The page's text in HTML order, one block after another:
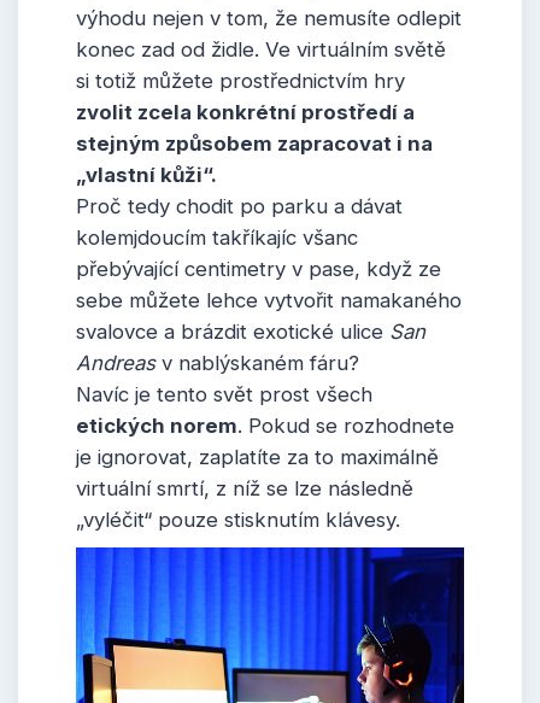
výhodu nejen v tom, že nemusíte odlepit
konec zad od židle. Ve virtuálním světě
si totiž můžete prostřednictvím hry
zvolit zcela konkrétní prostředí a
stejným způsobem zapracovat i na
„vlastní kůži“.
Proč tedy chodit po parku a dávat
kolemjdoucím takříkajíc všanc
přebývající centimetry v pase, když ze
sebe můžete lehce vytvořit namakaného
svalovce a brázdit exotické ulice San
Andreas v nablýskaném fáru?
Navíc je tento svět prost všech
etických norem. Pokud se rozhodnete
je ignorovat, zaplatíte za to maximálně
virtuální smrtí, z níž se lze následně
„vyléčit“ pouze stisknutím klávesy.